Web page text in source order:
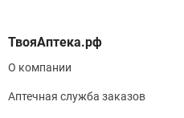
О компании
Аптечная служба заказов